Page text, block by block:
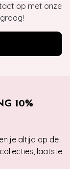
op met onze
10%
je altijd op de
laatste